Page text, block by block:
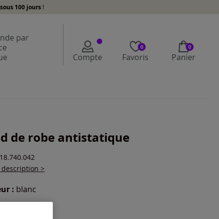
sous 100 jours !
par
Compte
0
Favoris
0
Panier
de robe antistatique
description >
: blanc
une couleur :